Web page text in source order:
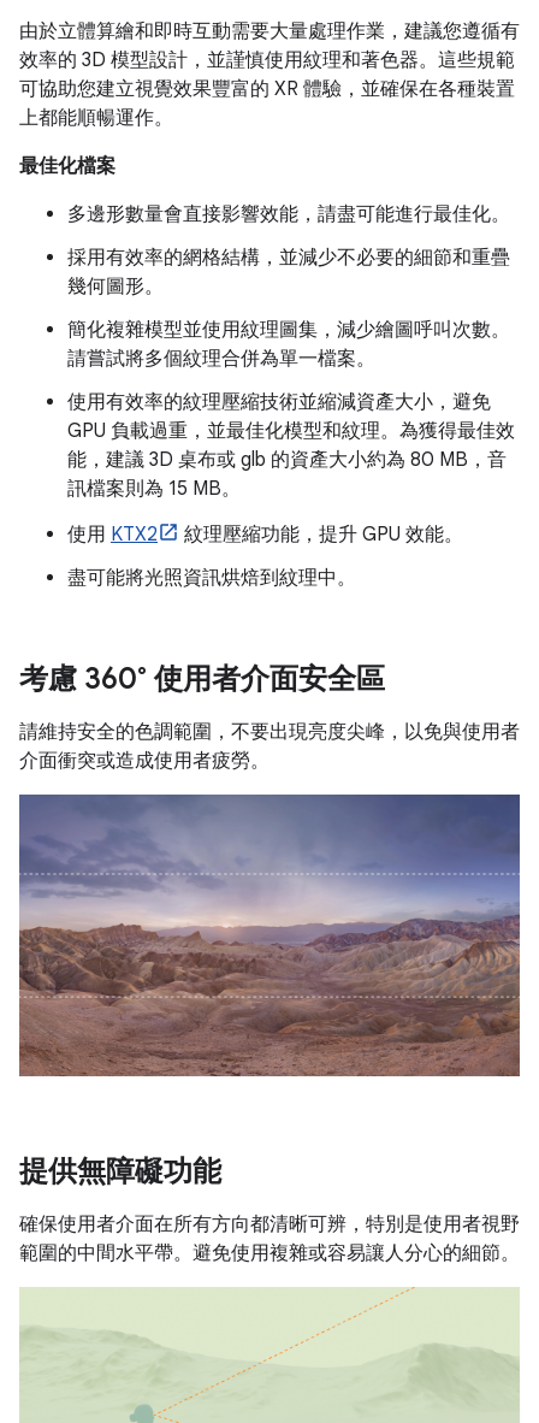
由於立體算繪和即時互動需要大量處理作業，建議您遵循有
效率的 3D 模型設計，並謹慎使用紋理和著色器。這些規範
可協助您建立視覺效果豐富的 XR 體驗，並確保在各種裝置
上都能順暢運作。
最佳化檔案
多邊形數量會直接影響效能，請盡可能進行最佳化。
採用有效率的網格結構，並減少不必要的細節和重疊
幾何圖形。
簡化複雜模型並使用紋理圖集，減少繪圖呼叫次數。
請嘗試將多個紋理合併為單一檔案。
使用有效率的紋理壓縮技術並縮減資產大小，避免
GPU 負載過重，並最佳化模型和紋理。為獲得最佳效
能，建議 3D 桌布或 glb 的資產大小約為 80 MB，音
訊檔案則為 15 MB。
使用 KTX2
紋理壓縮功能，提升 GPU 效能。
盡可能將光照資訊烘焙到紋理中。
考慮 360° 使用者介面安全區
請維持安全的色調範圍，不要出現亮度尖峰，以免與使用者
介面衝突或造成使用者疲勞。
提供無障礙功能
確保使用者介面在所有方向都清晰可辨，特別是使用者視野
範圍的中間水平帶。避免使用複雜或容易讓人分心的細節。